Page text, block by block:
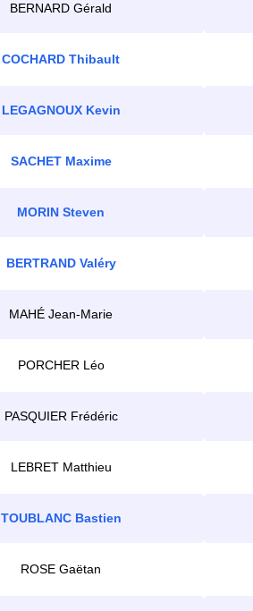
BERNARD Gérald
COCHARD Thibault
LEGAGNOUX Kevin
SACHET Maxime
MORIN Steven
BERTRAND Valéry
MAHÉ Jean-Marie
PORCHER Léo
PASQUIER Frédéric
LEBRET Matthieu
TOUBLANC Bastien
ROSE Gaëtan